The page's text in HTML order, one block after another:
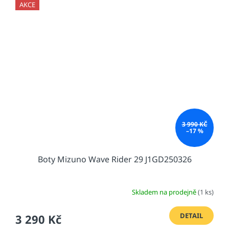
AKCE
3 990 KČ
–17 %
Boty Mizuno Wave Rider 29 J1GD250326
Skladem na prodejně(1 ks)
3 290 Kč DETAIL